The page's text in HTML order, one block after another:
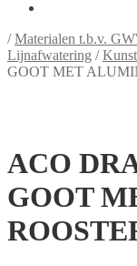
/Materialen t.b.v.
Lijnafwatering /
GOOT MET
ACO
GOOT